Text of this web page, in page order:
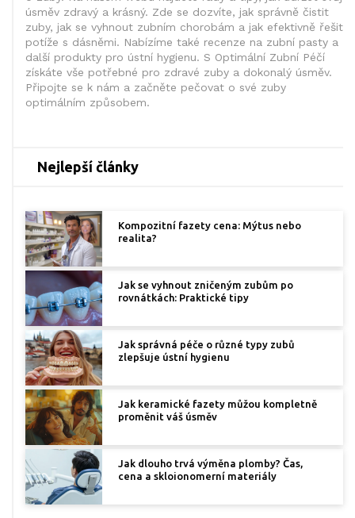
úsměv zdravý a krásný. Zde se dozvíte, jak správně čistit
zuby, jak se vyhnout zubním chorobám a jak efektivně řešit
potíže s dásněmi. Nabízíme také recenze na zubní pasty a
další produkty pro ústní hygienu. S Optimální Zubní Péčí
získáte vše potřebné pro zdravé zuby a dokonalý úsměv.
Připojte se k nám a začněte pečovat o své zuby
optimálním způsobem.
Nejlepší články
Kompozitní fazety cena: Mýtus nebo
realita?
Jak se vyhnout zničeným zubům po
rovnátkách: Praktické tipy
Jak správná péče o různé typy zubů
zlepšuje ústní hygienu
Jak keramické fazety můžou kompletně
proměnit váš úsměv
Jak dlouho trvá výměna plomby? Čas,
cena a skloionomerní materiály